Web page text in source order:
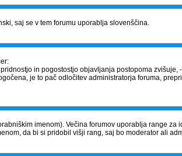
saj se v tem forumu uporablja slovenščina.
in pogostostjo objavljanja postopoma
je to pač odločitev administratorja foruma,
imenom). Večina forumov uporablja range
da bi si pridobil višji rang, saj bo moderator ali